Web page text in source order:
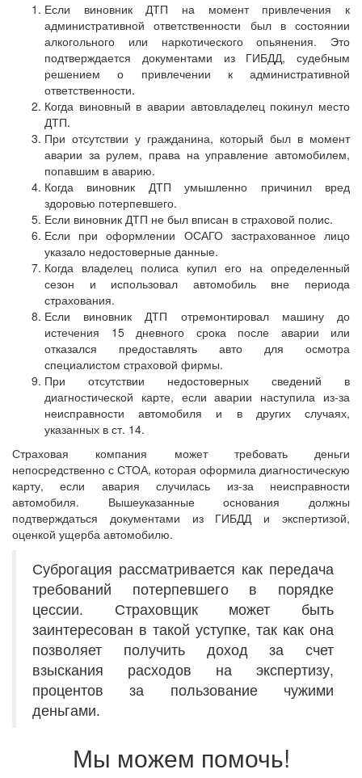
Если виновник ДТП на момент привлечения к
административной ответственности был в состоянии
алкогольного или наркотического опьянения. Это
подтверждается документами из ГИБДД, судебным
решением о привлечении к административной
ответственности.
Когда виновный в аварии автовладелец покинул место
ДТП.
При отсутствии у гражданина, который был в момент
аварии за рулем, права на управление автомобилем,
попавшим в аварию.
Когда виновник ДТП умышленно причинил вред
здоровью потерпевшего.
Если виновник ДТП не был вписан в страховой полис.
Если при оформлении ОСАГО застрахованное лицо
указало недостоверные данные.
Когда владелец полиса купил его на определенный
сезон и использовал автомобиль вне периода
страхования.
Если виновник ДТП отремонтировал машину до
истечения 15 дневного срока после аварии или
отказался предоставлять авто для осмотра
специалистом страховой фирмы.
При отсутствии недостоверных сведений в
диагностической карте, если аварии наступила из-за
неисправности автомобиля и в других случаях,
указанных в ст. 14.
Страховая компания может требовать деньги
непосредственно с СТОА, которая оформила диагностическую
карту, если авария случилась из-за неисправности
автомобиля. Вышеуказанные основания должны
подтверждаться документами из ГИБДД и экспертизой,
оценкой ущерба автомобилю.
Суброгация рассматривается как передача
требований потерпевшего в порядке
цессии. Страховщик может быть
заинтересован в такой уступке, так как она
позволяет получить доход за счет
взыскания расходов на экспертизу,
процентов за пользование чужими
деньгами.
Мы можем помочь!